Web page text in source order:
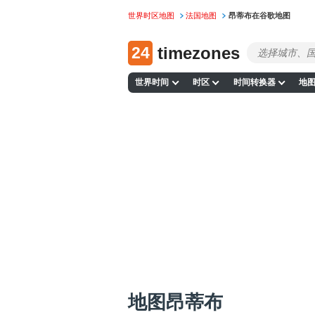
世界时区地图 法国地图 昂蒂布在谷歌地图
24 timezones
世界时间 时区 时间转换器 地图
地图昂蒂布